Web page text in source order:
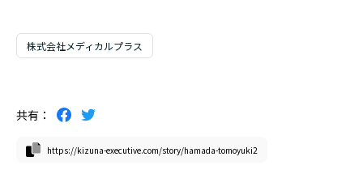
株式会社メディカルプラス
共有：
https://kizuna-executive.com/story/hamada-tomoyuki2